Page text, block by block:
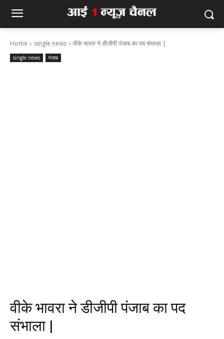
Home single news वीके भावरा ने डीजीपी पंजाब का पद संभाला |
single news पंजाब
वीके भावरा ने डीजीपी पंजाब का पद
संभाला |